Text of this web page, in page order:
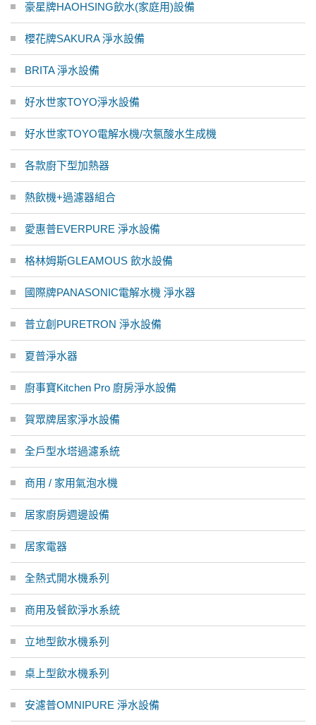
豪星牌HAOHSING飲水(家庭用)設備
櫻花牌SAKURA 淨水設備
BRITA 淨水設備
好水世家TOYO淨水設備
好水世家TOYO電解水機/次氯酸水生成機
各款廚下型加熱器
熱飲機+過濾器組合
愛惠普EVERPURE 淨水設備
格林姆斯GLEAMOUS 飲水設備
國際牌PANASONIC電解水機 淨水器
普立創PURETRON 淨水設備
夏普淨水器
廚事寶Kitchen Pro 廚房淨水設備
賀眾牌居家淨水設備
全戶型水塔過濾系統
商用 / 家用氣泡水機
居家廚房週邊設備
居家電器
全熱式開水機系列
商用及餐飲淨水系統
立地型飲水機系列
桌上型飲水機系列
安濾普OMNIPURE 淨水設備